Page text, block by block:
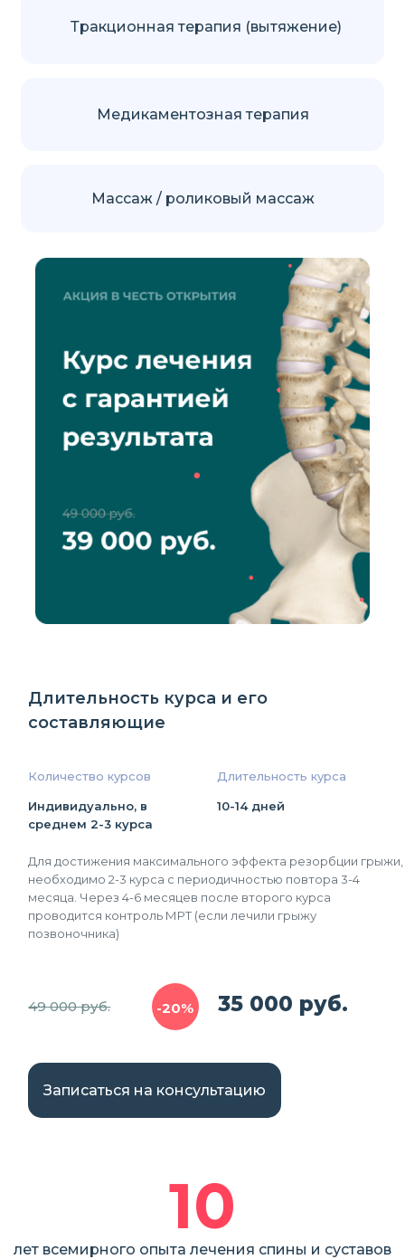
Тракционная терапия (вытяжение)
Медикаментозная терапия
Массаж / роликовый массаж
Длительность курса и его
составляющие
Количество курсов
Индивидуально, в
среднем 2-3 курса
Длительность курса
10-14 дней
Для достижения максимального эффекта резорбции грыжи,
необходимо 2-3 курса с периодичностью повтора 3-4
месяца. Через 4-6 месяцев после второго курса
проводится контроль МРТ (если лечили грыжу
позвоночника)
49 000 руб. -20% 35 000 руб.
Записаться на консультацию
10
лет всемирного опыта лечения спины и суставов